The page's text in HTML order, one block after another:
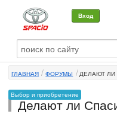
Вход
О машине
Автоклуб
Форумы
ГЛАВНАЯ ФОРУМЫ ДЕЛАЮТ ЛИ
Выбор и приобретение
Делают ли